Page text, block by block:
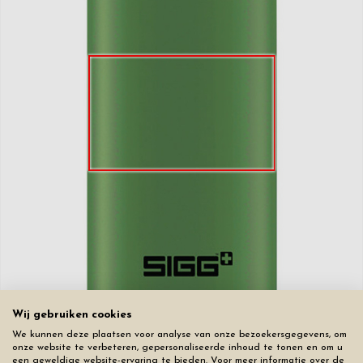
Gravuretekst
De gravering op dit product wordt grijs/zilver.
Wij gebruiken cookies
We kunnen deze plaatsen voor analyse van onze bezoekersgegevens, om
onze website te verbeteren, gepersonaliseerde inhoud te tonen en om u
een geweldige website-ervaring te bieden. Voor meer informatie over de